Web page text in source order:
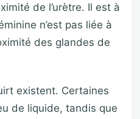
de l’urètre. Il est à
n’est pas liée à
des glandes de
existent. Certaines
de liquide, tandis que